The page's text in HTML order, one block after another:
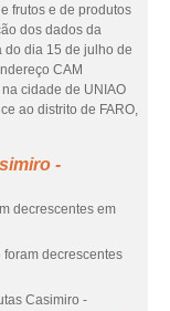
frutos e de produtos
dos dados da
do dia 15 de julho de
CAM
cidade de UNIAO
ao distrito de FARO,
-
decrescentes em
decrescentes
Casimiro -